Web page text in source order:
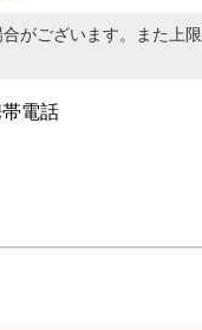
がございます。また上
電話